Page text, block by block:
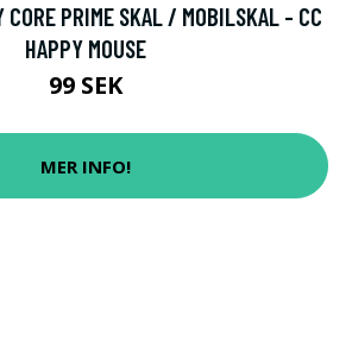
CORE PRIME SKAL / MOBILSKAL - CC
HAPPY MOUSE
99 SEK
MER INFO!